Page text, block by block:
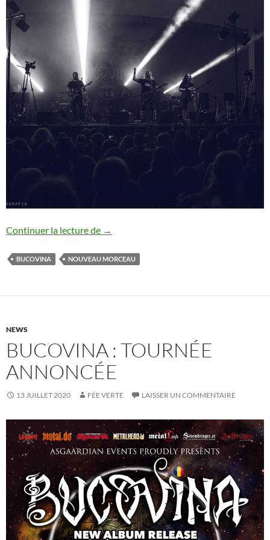
Continuer la lecture de Bucovina : nouveau morceau
→
BUCOVINA NOUVEAU MORCEAU
NEWS
BUCOVINA : TOURNÉE
ANNONCÉE
13 JUILLET 2020 FÉE VERTE LAISSER UN COMMENTAIRE